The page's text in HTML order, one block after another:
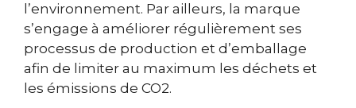
l’environnement. Par ailleurs, la marque
s’engage à améliorer régulièrement ses
processus de production et d’emballage
afin de limiter au maximum les déchets et
les émissions de CO2.